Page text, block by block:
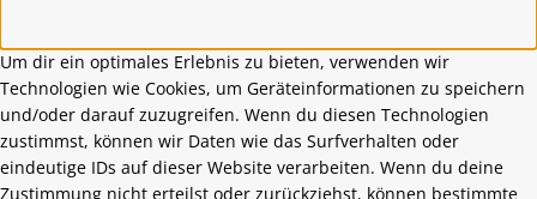
Um dir ein optimales Erlebnis zu bieten, verwenden wir
Technologien wie Cookies, um Geräteinformationen zu speichern
und/oder darauf zuzugreifen. Wenn du diesen Technologien
zustimmst, können wir Daten wie das Surfverhalten oder
eindeutige IDs auf dieser Website verarbeiten. Wenn du deine
Zustimmung nicht erteilst oder zurückziehst, können bestimmte